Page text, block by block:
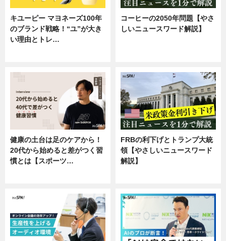
キユーピー マヨネーズ100年
のブランド戦略！“ユ”が大き
い理由とトレ…
コーヒーの2050年問題【やさ
しいニュースワード解説】
健康の土台は足のケアから！
20代から始めると差がつく習
慣とは【スポーツ…
FRBの利下げとトランプ大統
領【やさしいニュースワード
解説】